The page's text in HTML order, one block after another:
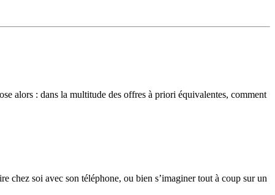
alors : dans la multitude des offres à priori équivalentes, comment
chez soi avec son téléphone, ou bien s’imaginer tout à coup sur un